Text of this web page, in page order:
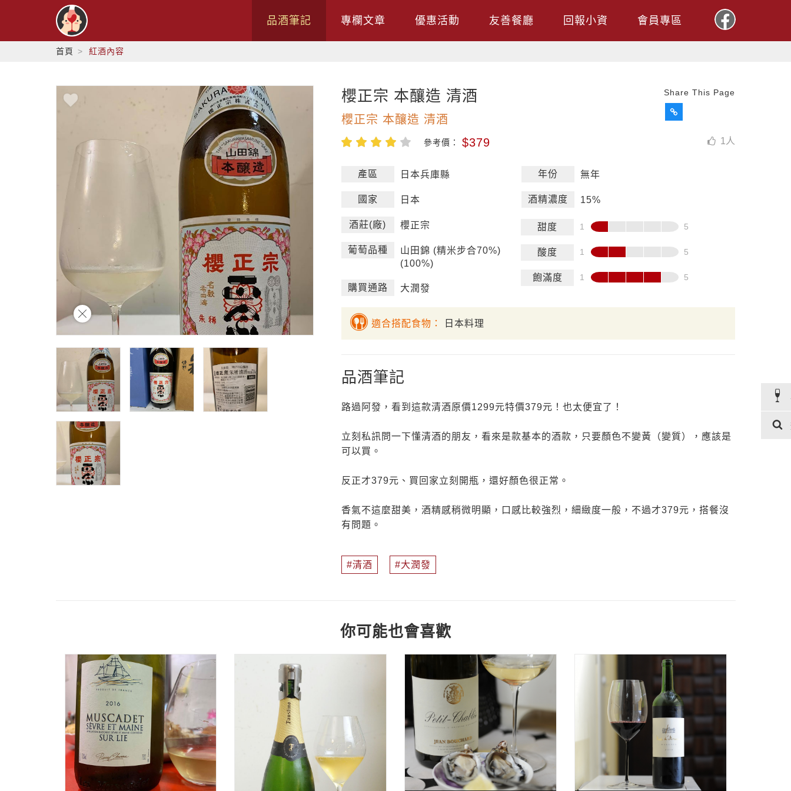
品酒筆記 專欄文章 優惠活動 友善餐廳 回報小資 會員專區
首頁 紅酒內容
Share This Page
1 人
櫻正宗 本釀造 清酒
櫻正宗 本釀造 清酒
參考價： $379
產區 日本兵庫縣
國家 日本
酒莊(廠) 櫻正宗
葡萄品種
山田錦 (精米步合70%)
(100%)
購買通路 大潤發
年份 無年
酒精濃度 15%
甜度
酸度
飽滿度
適合搭配食物： 日本料理
品酒筆記
路過阿發，看到這款清酒原價1299元特價379元！也太便宜了！
立刻私訊問一下懂清酒的朋友，看來是款基本的酒款，只要顏色不變黃（變質），應該是
可以買。
反正才379元、買回家立刻開瓶，還好顏色很正常。
香氣不這麼甜美，酒精感稍微明顯，口感比較強烈，細緻度一般，不過才379元，搭餐沒
有問題。
清酒 大潤發
你可能也會喜歡